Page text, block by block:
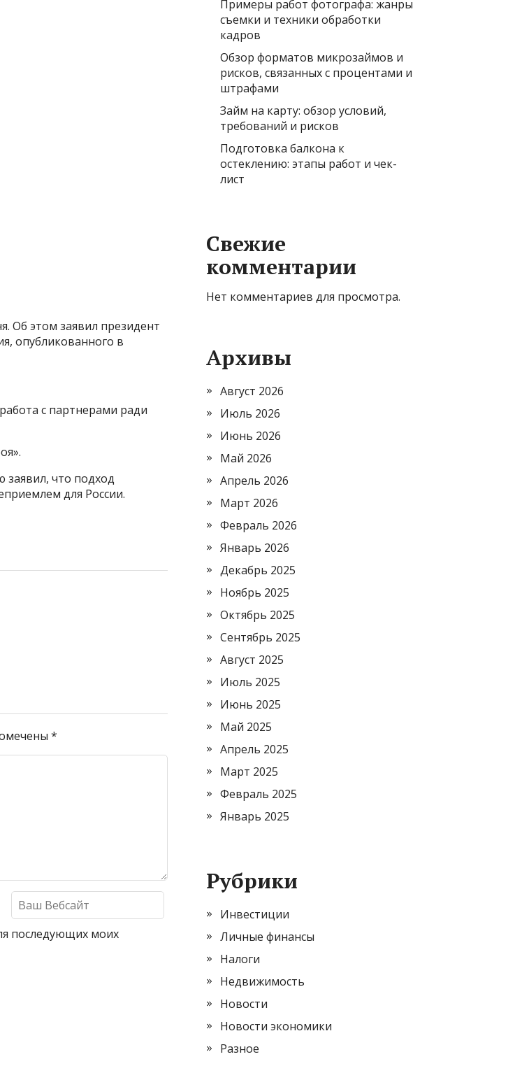
Об этом заявил президент
опубликованного в
с партнерами ради
что подход
для России.
*
последующих моих
Примеры работ фотографа: жанры
съемки и техники обработки
кадров
Обзор форматов микрозаймов и
рисков, связанных с процентами и
штрафами
Займ на карту: обзор условий,
требований и рисков
Подготовка балкона к
остеклению: этапы работ и чек-
лист
Свежие
комментарии
Нет комментариев для просмотра.
Архивы
Август 2026
Июль 2026
Июнь 2026
Май 2026
Апрель 2026
Март 2026
Февраль 2026
Январь 2026
Декабрь 2025
Ноябрь 2025
Октябрь 2025
Сентябрь 2025
Август 2025
Июль 2025
Июнь 2025
Май 2025
Апрель 2025
Март 2025
Февраль 2025
Январь 2025
Рубрики
Инвестиции
Личные финансы
Налоги
Недвижимость
Новости
Новости экономики
Разное